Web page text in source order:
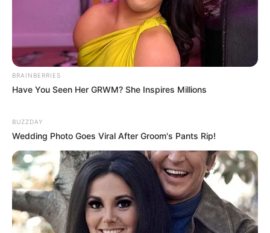
BRAINBERRIES
Have You Seen Her GRWM? She Inspires Millions
BUZZDAY
Wedding Photo Goes Viral After Groom's Pants Rip!